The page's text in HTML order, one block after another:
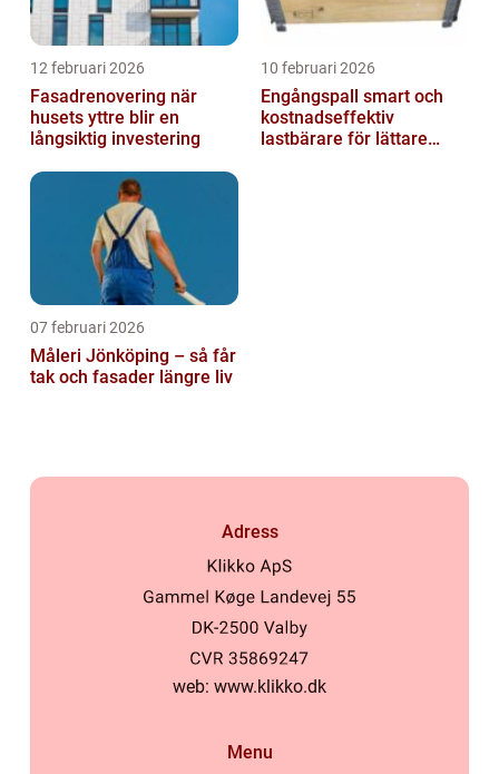
12 februari 2026
Fasadrenovering när
husets yttre blir en
långsiktig investering
10 februari 2026
Engångspall smart och
kostnadseffektiv
lastbärare för lättare
07 februari 2026
Måleri Jönköping – så får
tak och fasader längre liv
Adress
web: www.klikko.dk
Menu